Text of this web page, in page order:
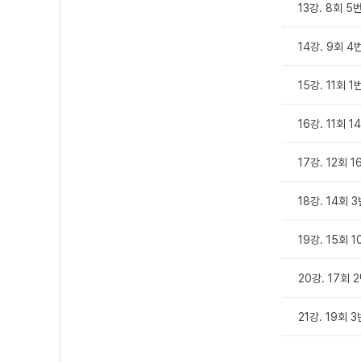
13강. 8회 5
14강. 9회 4
15강. 11회 1
16강. 11회
17강. 12회
18강. 14회 3
19강. 15회
20강. 17회 2
21강. 19회